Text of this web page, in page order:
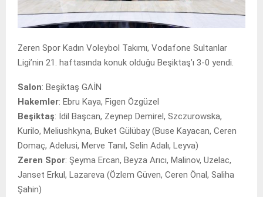
Zeren Spor Kadın Voleybol Takımı, Vodafone Sultanlar
Ligi’nin 21. haftasında konuk olduğu Beşiktaş’ı 3-0 yendi.
Salon: Beşiktaş GAİN
Hakemler: Ebru Kaya, Figen Özgüzel
Beşiktaş: İdil Başcan, Zeynep Demirel, Szczurowska,
Kurilo, Meliushkyna, Buket Gülübay (Buse Kayacan, Ceren
Domaç, Adelusi, Merve Tanıl, Selin Adalı, Leyva)
Zeren Spor: Şeyma Ercan, Beyza Arıcı, Malinov, Uzelac,
Janset Erkul, Lazareva (Özlem Güven, Ceren Önal, Saliha
Şahin)